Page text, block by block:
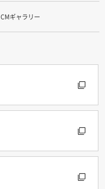
CMギャラリー